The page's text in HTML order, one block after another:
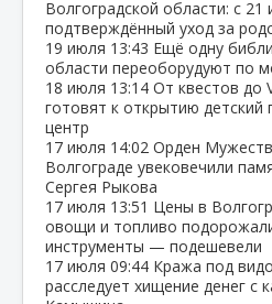
Волгоградской области: с
подтверждённый уход за
19 июля 13:43 Ещё одну
области переоборудуют по
18 июля 13:14 От квестов до
готовят к открытию детский
центр
17 июля 14:02 Орден
Волгограде увековечили
Сергея Рыкова
17 июля 13:51 Цены в
овощи и топливо
инструменты — подешевели
17 июля 09:44 Кража под
расследует хищение денег с